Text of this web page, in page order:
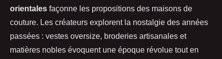
orientales façonne les propositions des maisons de
couture. Les créateurs explorent la nostalgie des années
passées : vestes oversize, broderies artisanales et
matières nobles évoquent une époque révolue tout en